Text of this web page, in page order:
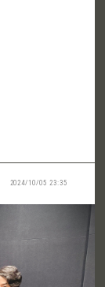
2024/10/05 23:35